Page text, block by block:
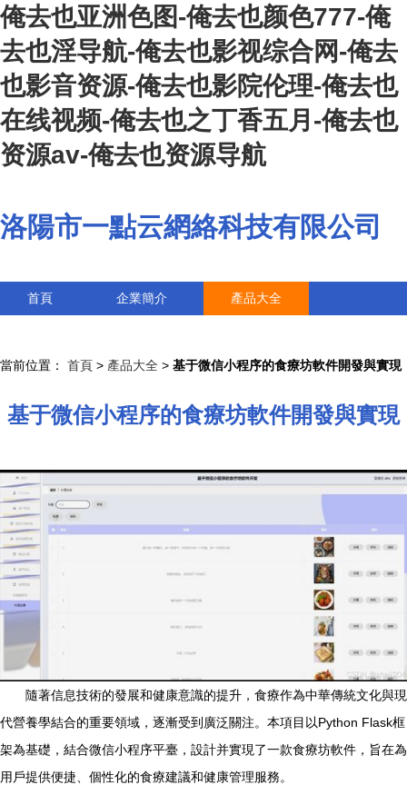
俺去也亚洲色图-俺去也颜色777-俺
去也淫导航-俺去也影视综合网-俺去
也影音资源-俺去也影院伦理-俺去也
在线视频-俺去也之丁香五月-俺去也
资源av-俺去也资源导航
洛陽市一點云網絡科技有限公司
首頁 企業簡介 產品大全
當前位置： 首頁 > 產品大全 > 基于微信小程序的食療坊軟件開發與實現
基于微信小程序的食療坊軟件開發與實現
隨著信息技術的發展和健康意識的提升，食療作為中華傳統文化與現
代營養學結合的重要領域，逐漸受到廣泛關注。本項目以Python Flask框
架為基礎，結合微信小程序平臺，設計并實現了一款食療坊軟件，旨在為
用戶提供便捷、個性化的食療建議和健康管理服務。